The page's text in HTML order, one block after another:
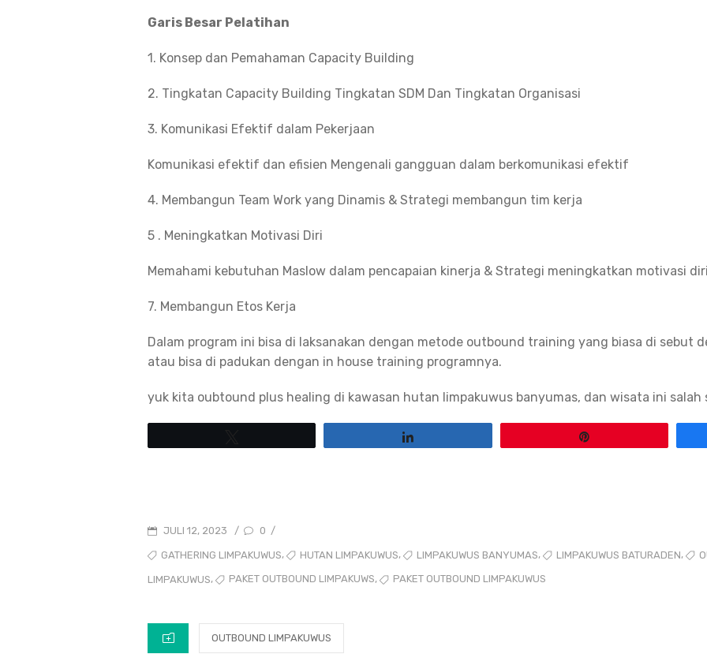
Garis Besar Pelatihan
1. Konsep dan Pemahaman Capacity Building
2. Tingkatan Capacity Building Tingkatan SDM Dan Tingkatan Organisasi
3. Komunikasi Efektif dalam Pekerjaan
Komunikasi efektif dan efisien Mengenali gangguan dalam berkomunikasi efektif
4. Membangun Team Work yang Dinamis & Strategi membangun tim kerja
5 . Meningkatkan Motivasi Diri
Memahami kebutuhan Maslow dalam pencapaian kinerja & Strategi meningkatkan motivasi diri
7. Membangun Etos Kerja
Dalam program ini bisa di laksanakan dengan metode outbound training yang biasa di sebut
atau bisa di padukan dengan in house training programnya.
yuk kita oubtound plus healing di kawasan hutan limpakuwus banyumas, dan wisata ini
POSTED
ON
JULI 12, 2023 / 0 /
TAGSGATHERING LIMPAKUWUS, HUTAN LIMPAKUWUS, LIMPAKUWUS BANYUMAS, LIMPAKUWUS BATURADEN,
LIMPAKUWUS, PAKET OUTBOUND LIMPAKUWS, PAKET OUTBOUND LIMPAKUWUS
CATEGORIES
OUTBOUND LIMPAKUWUS